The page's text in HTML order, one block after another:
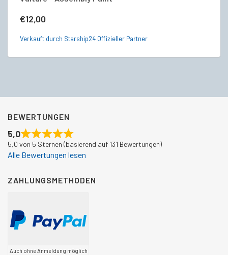
€12,00
Verkauft durch Starship24 Offizieller Partner
BEWERTUNGEN
5,0
5,0 von 5 Sternen (basierend auf 131 Bewertungen)
Alle Bewertungen lesen
ZAHLUNGSMETHODEN
Auch ohne Anmeldung möglich